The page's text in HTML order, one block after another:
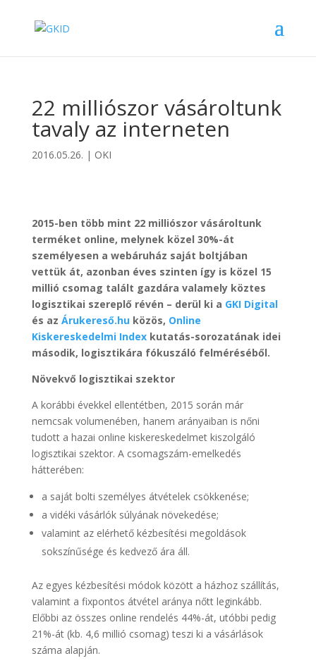
22 milliószor vásároltunk
tavaly az interneten
2016.05.26. | OKI
2015-ben több mint 22 milliószor vásároltunk
terméket online, melynek közel 30%-át
személyesen a webáruház saját boltjában
vettük át, azonban éves szinten így is közel 15
millió csomag talált gazdára valamely köztes
logisztikai szereplő révén – derül ki a GKI Digital
és az Árukereső.huközös, Online
Kiskereskedelmi Indexkutatás-sorozatának idei
második, logisztikára fókuszáló felméréséből.
Növekvő logisztikai szektor
A korábbi évekkel ellentétben, 2015 során már
nemcsak volumenében, hanem arányaiban is nőni
tudott a hazai online kiskereskedelmet kiszolgáló
logisztikai szektor. A csomagszám-emelkedés
hátterében:
a saját bolti személyes átvételek csökkenése;
a vidéki vásárlók súlyának növekedése;
valamint az elérhető kézbesítési megoldások
sokszínűsége és kedvező ára áll.
Az egyes kézbesítési módok között a házhoz szállítás,
valamint a fixpontos átvétel aránya nőtt leginkább.
Előbbi az összes online rendelés 44%-át, utóbbi pedig
21%-át (kb. 4,6 millió csomag) teszi ki a vásárlások
száma alapján.